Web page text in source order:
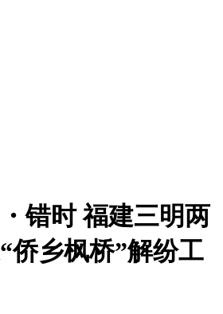
错时 福建三明两
侨乡枫桥”解纷工